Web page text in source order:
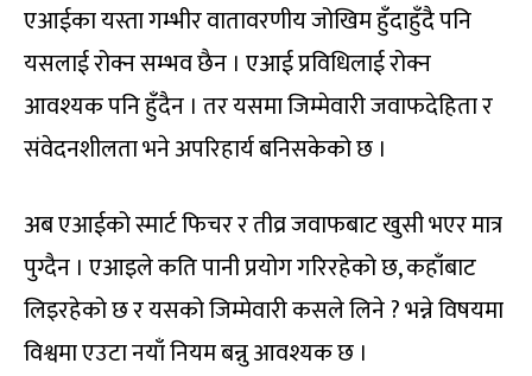
एआईका यस्ता गम्भीर वातावरणीय जोखिम हुँदाहुँदै पनि
यसलाई रोक्न सम्भव छैन । एआई प्रविधिलाई रोक्न
आवश्यक पनि हुँदैन । तर यसमा जिम्मेवारी जवाफदेहिता र
संवेदनशीलता भने अपरिहार्य बनिसकेको छ ।
अब एआईको स्मार्ट फिचर र तीव्र जवाफबाट खुसी भएर मात्र
पुग्दैन । एआइले कति पानी प्रयोग गरिरहेको छ, कहाँबाट
लिइरहेको छ र यसको जिम्मेवारी कसले लिने ? भन्ने विषयमा
विश्वमा एउटा नयाँ नियम बन्नु आवश्यक छ ।